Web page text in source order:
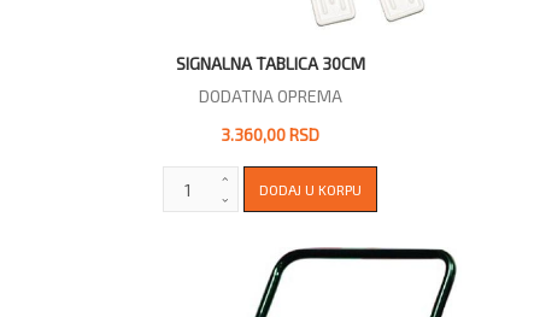
SIGNALNA TABLICA 30CM
DODATNA OPREMA
3.360,00 RSD